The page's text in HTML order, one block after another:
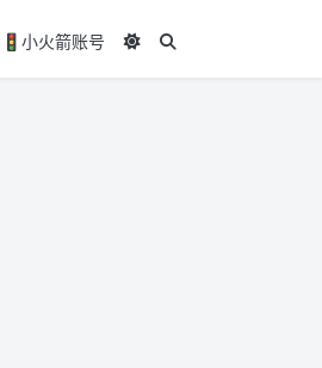
🚦小火箭账号